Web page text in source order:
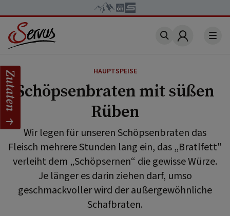
Account
HAUPTSPEISE
Schöpsenbraten mit süßen
Rüben
Wir legen für unseren Schöpsenbraten das
Fleisch mehrere Stunden lang ein, das „Bratlfett"
verleiht dem „Schöpsernen“ die gewisse Würze.
Je länger es darin ziehen darf, umso
geschmackvoller wird der außergewöhnliche
Schafbraten.
Zutaten